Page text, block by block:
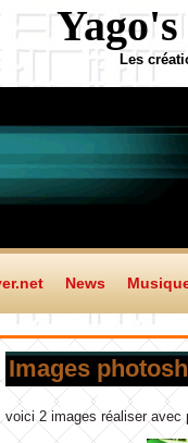
Les
News
Images
voici 2 images réaliser avec